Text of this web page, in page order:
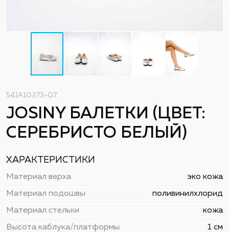
541A10273-07
JOSINY БАЛЕТКИ (ЦВЕТ:
СЕРЕБРИСТО БЕЛЫЙ)
ХАРАКТЕРИСТИКИ
Материал верха эко кожа
Материал подошвы поливинилхлорид
Материал стельки кожа
Высота каблука/платформы 1 см